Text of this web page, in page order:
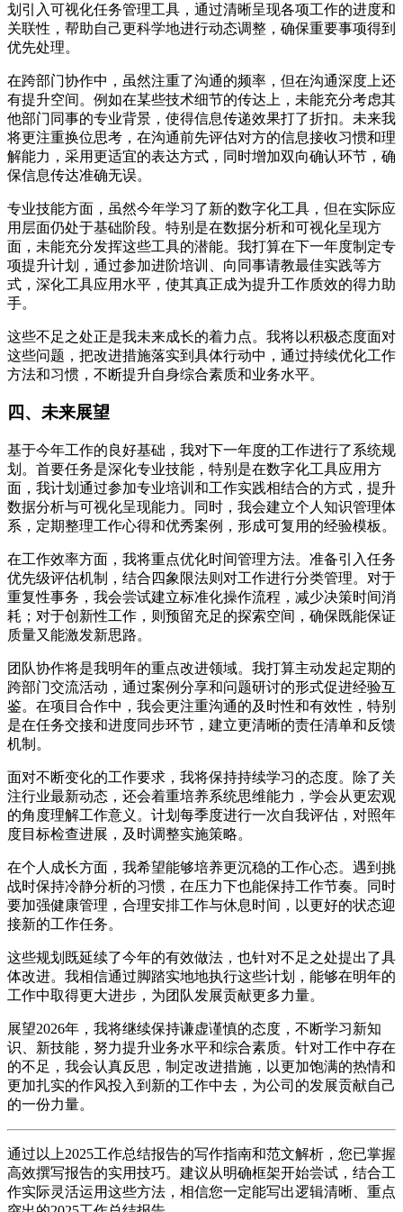
划引入可视化任务管理工具，通过清晰呈现各项工作的进度和
关联性，帮助自己更科学地进行动态调整，确保重要事项得到
优先处理。
在跨部门协作中，虽然注重了沟通的频率，但在沟通深度上还
有提升空间。例如在某些技术细节的传达上，未能充分考虑其
他部门同事的专业背景，使得信息传递效果打了折扣。未来我
将更注重换位思考，在沟通前先评估对方的信息接收习惯和理
解能力，采用更适宜的表达方式，同时增加双向确认环节，确
保信息传达准确无误。
专业技能方面，虽然今年学习了新的数字化工具，但在实际应
用层面仍处于基础阶段。特别是在数据分析和可视化呈现方
面，未能充分发挥这些工具的潜能。我打算在下一年度制定专
项提升计划，通过参加进阶培训、向同事请教最佳实践等方
式，深化工具应用水平，使其真正成为提升工作质效的得力助
手。
这些不足之处正是我未来成长的着力点。我将以积极态度面对
这些问题，把改进措施落实到具体行动中，通过持续优化工作
方法和习惯，不断提升自身综合素质和业务水平。
四、未来展望
基于今年工作的良好基础，我对下一年度的工作进行了系统规
划。首要任务是深化专业技能，特别是在数字化工具应用方
面，我计划通过参加专业培训和工作实践相结合的方式，提升
数据分析与可视化呈现能力。同时，我会建立个人知识管理体
系，定期整理工作心得和优秀案例，形成可复用的经验模板。
在工作效率方面，我将重点优化时间管理方法。准备引入任务
优先级评估机制，结合四象限法则对工作进行分类管理。对于
重复性事务，我会尝试建立标准化操作流程，减少决策时间消
耗；对于创新性工作，则预留充足的探索空间，确保既能保证
质量又能激发新思路。
团队协作将是我明年的重点改进领域。我打算主动发起定期的
跨部门交流活动，通过案例分享和问题研讨的形式促进经验互
鉴。在项目合作中，我会更注重沟通的及时性和有效性，特别
是在任务交接和进度同步环节，建立更清晰的责任清单和反馈
机制。
面对不断变化的工作要求，我将保持持续学习的态度。除了关
注行业最新动态，还会着重培养系统思维能力，学会从更宏观
的角度理解工作意义。计划每季度进行一次自我评估，对照年
度目标检查进展，及时调整实施策略。
在个人成长方面，我希望能够培养更沉稳的工作心态。遇到挑
战时保持冷静分析的习惯，在压力下也能保持工作节奏。同时
要加强健康管理，合理安排工作与休息时间，以更好的状态迎
接新的工作任务。
这些规划既延续了今年的有效做法，也针对不足之处提出了具
体改进。我相信通过脚踏实地地执行这些计划，能够在明年的
工作中取得更大进步，为团队发展贡献更多力量。
展望2026年，我将继续保持谦虚谨慎的态度，不断学习新知
识、新技能，努力提升业务水平和综合素质。针对工作中存在
的不足，我会认真反思，制定改进措施，以更加饱满的热情和
更加扎实的作风投入到新的工作中去，为公司的发展贡献自己
的一份力量。
通过以上2025工作总结报告的写作指南和范文解析，您已掌握
高效撰写报告的实用技巧。建议从明确框架开始尝试，结合工
作实际灵活运用这些方法，相信您一定能写出逻辑清晰、重点